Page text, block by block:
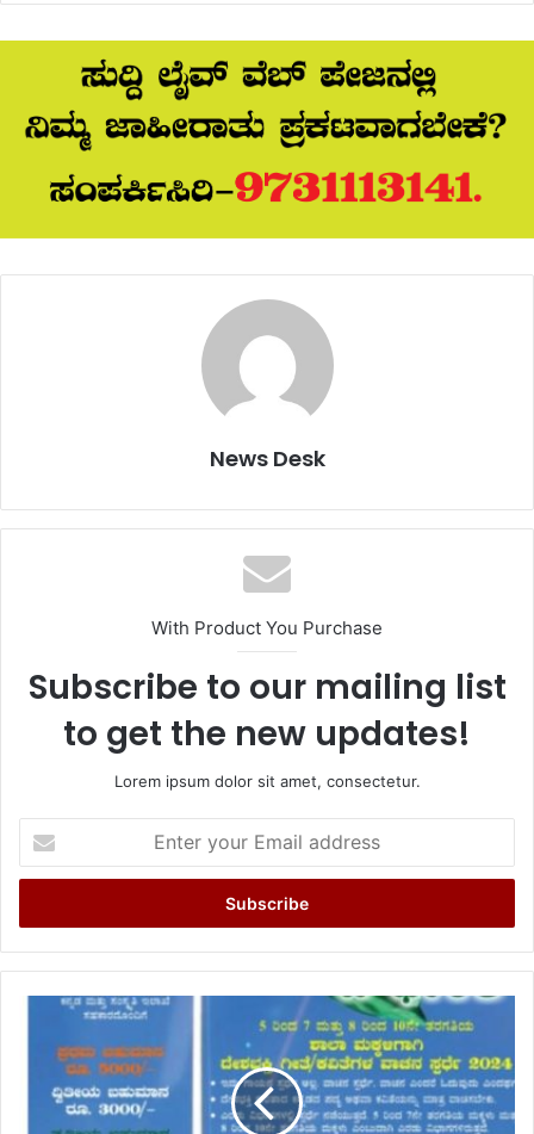
News Desk
With Product You Purchase
Subscribe to our mailing list
to get the new updates!
Lorem ipsum dolor sit amet, consectetur.
your
Email